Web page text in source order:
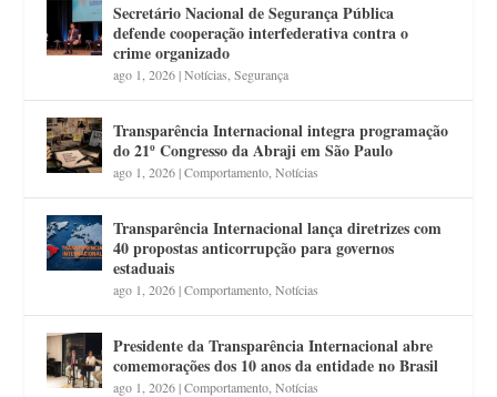
Secretário Nacional de Segurança Pública
defende cooperação interfederativa contra o
crime organizado
ago 1, 2026|Notícias ,Segurança
Transparência Internacional integra programação
do 21º Congresso da Abraji em São Paulo
ago 1, 2026|Comportamento ,Notícias
Transparência Internacional lança diretrizes com
40 propostas anticorrupção para governos
estaduais
ago 1, 2026|Comportamento ,Notícias
Presidente da Transparência Internacional abre
comemorações dos 10 anos da entidade no Brasil
ago 1, 2026|Comportamento ,Notícias